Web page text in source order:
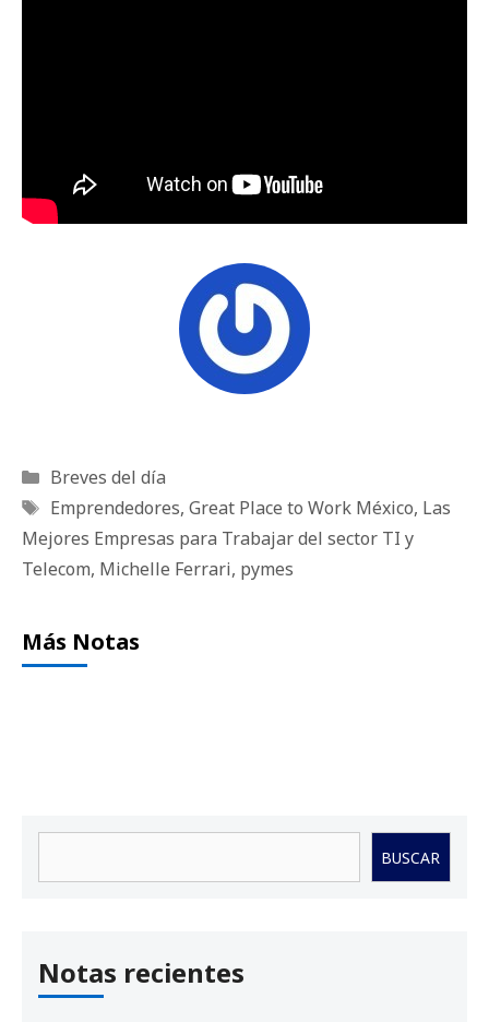
Categorías
Breves del día
Etiquetas
Emprendedores, Great Place to Work México, Las
Mejores Empresas para Trabajar del sector TI y
Telecom, Michelle Ferrari, pymes
Más Notas
BUSCAR
Notas recientes